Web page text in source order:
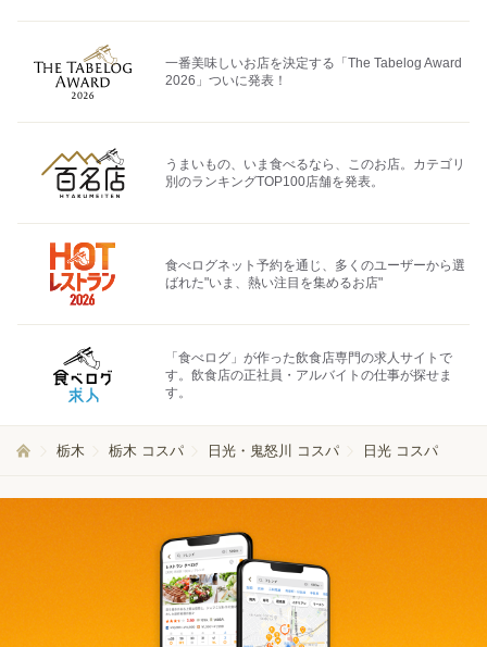
一番美味しいお店を決定する「The Tabelog Award
2026」ついに発表！
うまいもの、いま食べるなら、このお店。カテゴリ
別のランキングTOP100店舗を発表。
食べログネット予約を通じ、多くのユーザーから選
ばれた"いま、熱い注目を集めるお店"
「食べログ」が作った飲食店専門の求人サイトで
す。飲食店の正社員・アルバイトの仕事が探せま
す。
栃木 栃木 コスパ 日光・鬼怒川 コスパ 日光 コスパ